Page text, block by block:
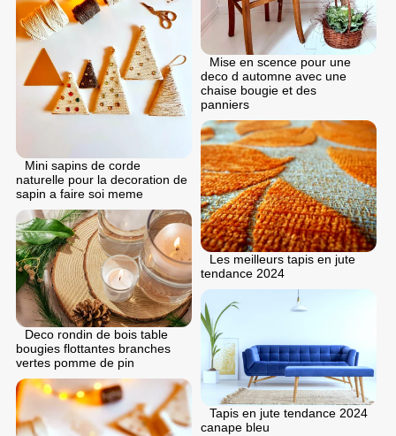
Mise en scence pour une
deco d automne avec une
chaise bougie et des
panniers
Mini sapins de corde
naturelle pour la decoration de
sapin a faire soi meme
Les meilleurs tapis en jute
tendance 2024
Deco rondin de bois table
bougies flottantes branches
vertes pomme de pin
Tapis en jute tendance 2024
canape bleu